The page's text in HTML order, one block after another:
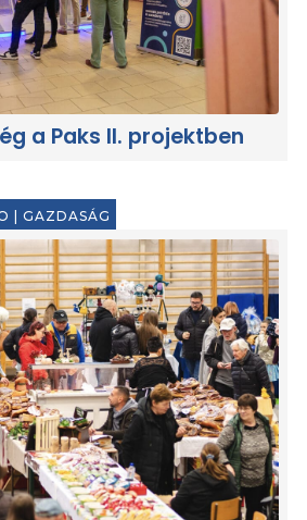
a Paks II. projektben
GAZDASÁG